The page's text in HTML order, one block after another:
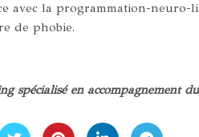
avec la programmation-neuro-
de phobie.
spécialisé en accompagnement